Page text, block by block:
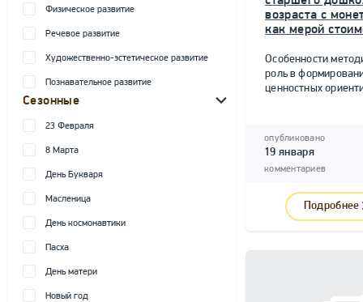
Физическое развитие
Речевое развитие
Художественно-эстетическое развитие
Познавательное развитие
Сезонные
23 Февраля
8 Марта
День Букваря
Масленица
День космонавтики
Пасха
День матери
Новый год
возраста с
как мерой
Особенности
роль в
ценностных
опубликовано
19 января
комментариев
Подробнее